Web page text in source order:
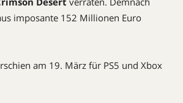
imposante 152 Millionen Euro
am 19. März für PS5 und Xbox